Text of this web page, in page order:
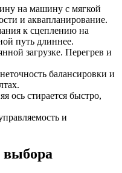
на машину с мягкой
и аквапланирование.
к сцеплению на
путь длиннее.
загрузке. Перегрев и
балансировки и
ось стирается быстро,
и